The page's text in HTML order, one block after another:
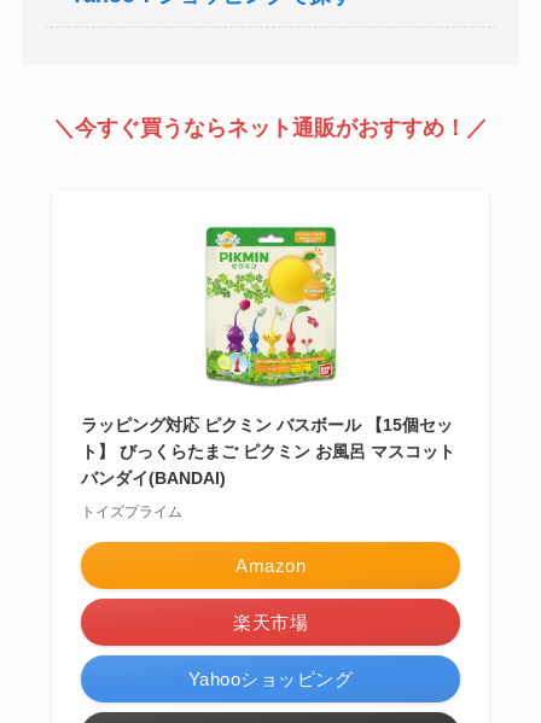
＼今すぐ買うならネット通販がおすすめ！／
ラッピング対応 ピクミン バスボール 【15個セッ
ト】 びっくらたまご ピクミン お風呂 マスコット
バンダイ(BANDAI)
トイズプライム
Amazon
楽天市場
Yahooショッピング